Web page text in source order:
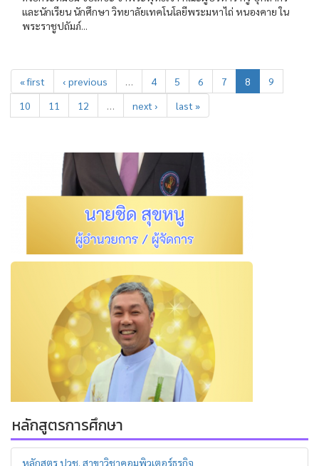
และนักเรียน นักศึกษา วิทยาลัยเทคโนโลยีพระมหาไถ่ หนองคาย ใน
พระราชูปถัมภ์...
« first ‹ previous … 4 5 6 7 8
9
10
11 12 … next › last »
หลักสูตรการศึกษา
หลักสูตร ปวช. สาขาวิชาคอมพิวเตอร์ธุรกิจ